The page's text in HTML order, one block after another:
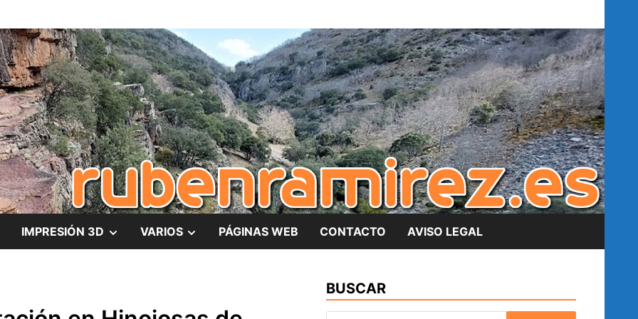
IMPRESIÓN 3D MOSTRAR
VARIOS MOSTRAR
PÁGINAS WEB CONTACTO AVISO LEGAL
BUSCAR